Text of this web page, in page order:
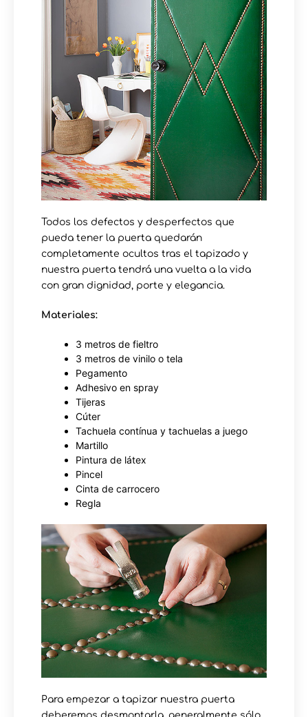
Todos los defectos y desperfectos que
pueda tener la puerta quedarán
completamente ocultos tras el tapizado y
nuestra puerta tendrá una vuelta a la vida
con gran dignidad, porte y elegancia.
Materiales:
3 metros de fieltro
3 metros de vinilo o tela
Pegamento
Adhesivo en spray
Tijeras
Cúter
Tachuela contínua y tachuelas a juego
Martillo
Pintura de látex
Pincel
Cinta de carrocero
Regla
Para empezar a tapizar nuestra puerta